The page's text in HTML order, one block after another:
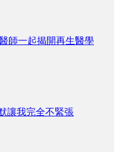
師一起揭開再生醫學
讓我完全不緊張